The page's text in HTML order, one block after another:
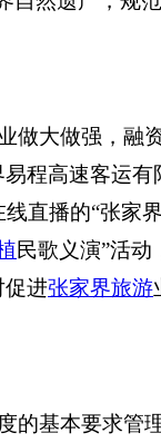
大做强，融
程高速客运
直播的“张家
民歌义演”活
促进张家界旅游
基本要求管